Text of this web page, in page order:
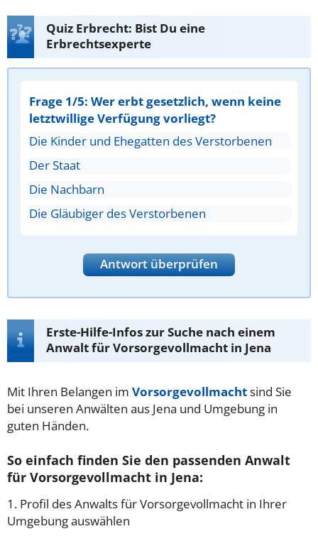
Quiz Erbrecht: Bist Du eine
Erbrechtsexperte
Frage 1/5: Wer erbt gesetzlich, wenn keine
letztwillige Verfügung vorliegt?
Die Kinder und Ehegatten des Verstorbenen
Der Staat
Die Nachbarn
Die Gläubiger des Verstorbenen
Antwort überprüfen
Erste-Hilfe-Infos zur Suche nach einem
Anwalt für Vorsorgevollmacht in Jena
Mit Ihren Belangen im Vorsorgevollmachtsind Sie
bei unseren Anwälten aus Jena und Umgebung in
guten Händen.
So einfach finden Sie den passenden Anwalt
für Vorsorgevollmacht in Jena:
1. Profil des Anwalts für Vorsorgevollmacht in Ihrer
Umgebung auswählen